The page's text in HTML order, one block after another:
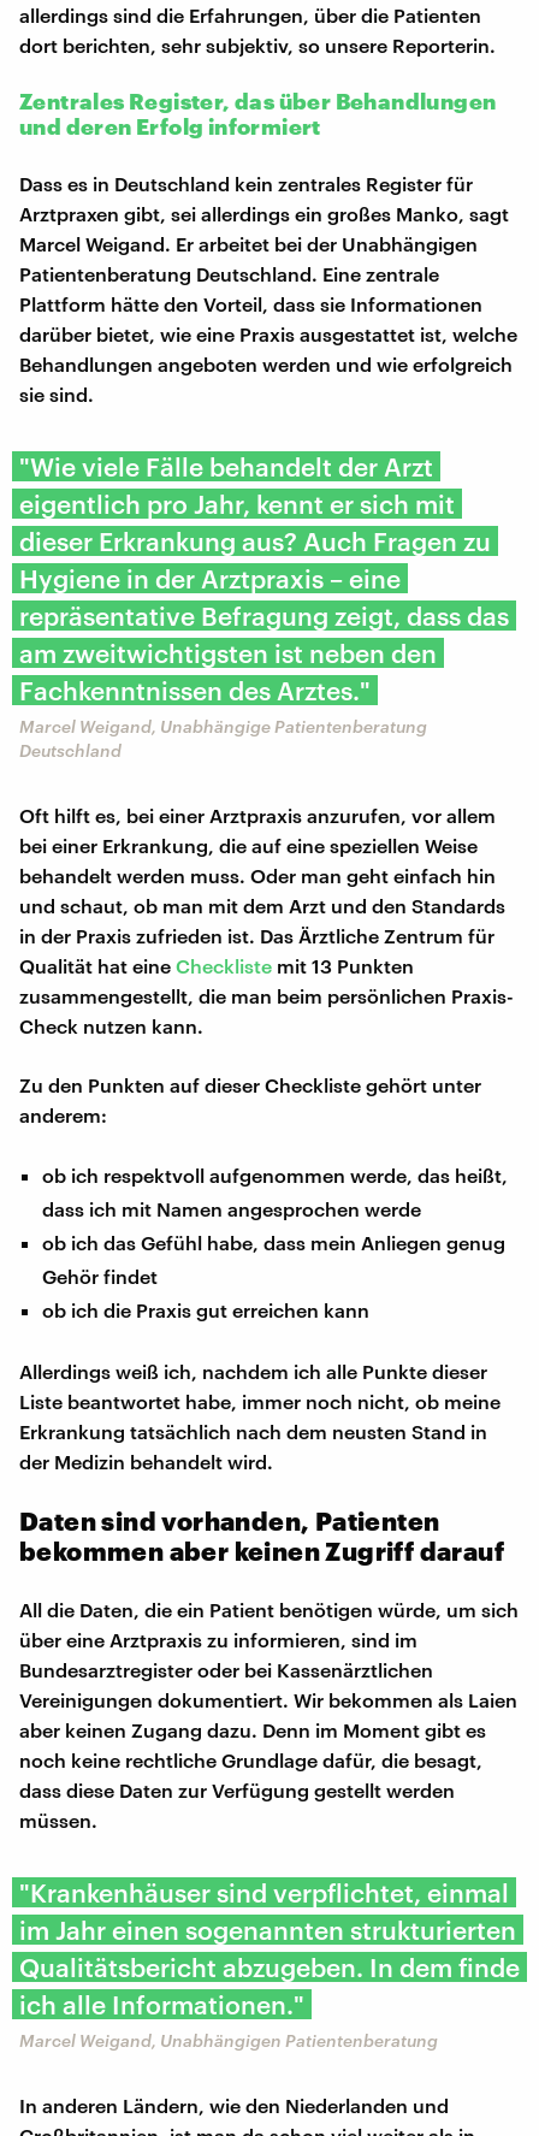
allerdings sind die Erfahrungen, über die Patienten
dort berichten, sehr subjektiv, so unsere Reporterin.
Zentrales Register, das über Behandlungen
und deren Erfolg informiert
Dass es in Deutschland kein zentrales Register für
Arztpraxen gibt, sei allerdings ein großes Manko, sagt
Marcel Weigand. Er arbeitet bei der Unabhängigen
Patientenberatung Deutschland. Eine zentrale
Plattform hätte den Vorteil, dass sie Informationen
darüber bietet, wie eine Praxis ausgestattet ist, welche
Behandlungen angeboten werden und wie erfolgreich
sie sind.
"Wie viele Fälle behandelt der Arzt
eigentlich pro Jahr, kennt er sich mit
dieser Erkrankung aus? Auch Fragen zu
Hygiene in der Arztpraxis – eine
repräsentative Befragung zeigt, dass das
am zweitwichtigsten ist neben den
Fachkenntnissen des Arztes."
Marcel Weigand, Unabhängige Patientenberatung
Deutschland
Oft hilft es, bei einer Arztpraxis anzurufen, vor allem
bei einer Erkrankung, die auf eine speziellen Weise
behandelt werden muss. Oder man geht einfach hin
und schaut, ob man mit dem Arzt und den Standards
in der Praxis zufrieden ist. Das Ärztliche Zentrum für
Qualität hat eine Checkliste mit 13 Punkten
zusammengestellt, die man beim persönlichen Praxis-
Check nutzen kann.
Zu den Punkten auf dieser Checkliste gehört unter
anderem:
ob ich respektvoll aufgenommen werde, das heißt,
dass ich mit Namen angesprochen werde
ob ich das Gefühl habe, dass mein Anliegen genug
Gehör findet
ob ich die Praxis gut erreichen kann
Allerdings weiß ich, nachdem ich alle Punkte dieser
Liste beantwortet habe, immer noch nicht, ob meine
Erkrankung tatsächlich nach dem neusten Stand in
der Medizin behandelt wird.
Daten sind vorhanden, Patienten
bekommen aber keinen Zugriff darauf
All die Daten, die ein Patient benötigen würde, um sich
über eine Arztpraxis zu informieren, sind im
Bundesarztregister oder bei Kassenärztlichen
Vereinigungen dokumentiert. Wir bekommen als Laien
aber keinen Zugang dazu. Denn im Moment gibt es
noch keine rechtliche Grundlage dafür, die besagt,
dass diese Daten zur Verfügung gestellt werden
müssen.
"Krankenhäuser sind verpflichtet, einmal
im Jahr einen sogenannten strukturierten
Qualitätsbericht abzugeben. In dem finde
ich alle Informationen."
Marcel Weigand, Unabhängigen Patientenberatung
In anderen Ländern, wie den Niederlanden und